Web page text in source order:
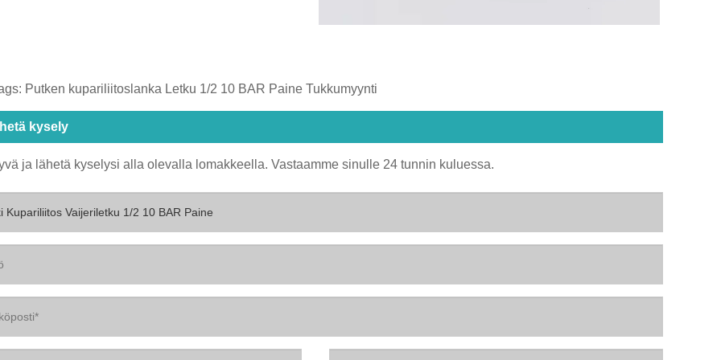
Putken kupariliitoslanka Letku 1/2 10 BAR Paine Tukkumyynti
kysely
ja lähetä kyselysi alla olevalla lomakkeella. Vastaamme sinulle 24 tunnin kuluessa.